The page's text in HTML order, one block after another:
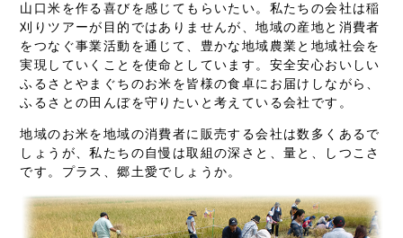
山口米を作る喜びを感じてもらいたい。私たちの会社は稲
刈りツアーが目的ではありませんが、地域の産地と消費者
をつなぐ事業活動を通じて、豊かな地域農業と地域社会を
実現していくことを使命としています。安全安心おいしい
ふるさとやまぐちのお米を皆様の食卓にお届けしながら、
ふるさとの田んぼを守りたいと考えている会社です。
地域のお米を地域の消費者に販売する会社は数多くあるで
しょうが、私たちの自慢は取組の深さと、量と、しつこさ
です。プラス、郷土愛でしょうか。